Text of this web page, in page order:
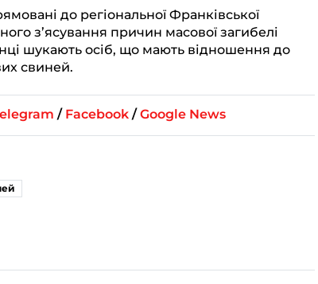
до регіональної Франківської
з’ясування причин масової загибелі
шукають осіб, що мають відношення до
свиней.
/ Facebook /Google News